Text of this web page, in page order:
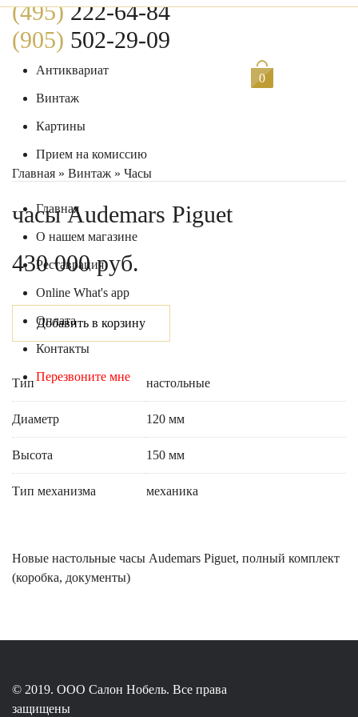
(495)222-64-84
(905) 502-29-09
Антиквариат
Винтаж
Картины
Прием на комиссию
Главная
О нашем магазине
Реставрация
Online What's app
Оплата
Контакты
Перезвоните мне
0
Главная » Винтаж » Часы
часы Audemars Piguet
430 000 руб.
Добавить в корзину
Тип настольные
Диаметр 120 мм
Высота 150 мм
Тип механизма механика
Новые настольные часы Audemars Piguet, полный комплект
(коробка, документы)
© 2019. ООО Салон Нобель. Все права
защищены